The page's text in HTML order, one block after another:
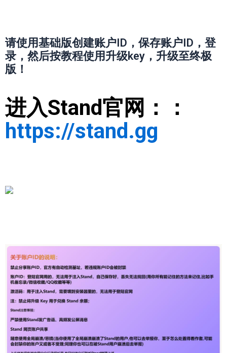
请使用基础版创建账户ID，保存账户ID，登
录，然后按教程使用升级key，升级至终极
版！
进入Stand官网：：
https://stand.gg